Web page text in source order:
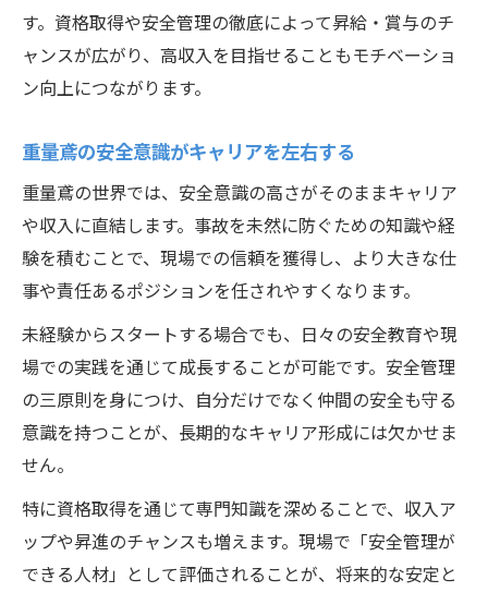
す。資格取得や安全管理の徹底によって昇給・賞与のチ
ャンスが広がり、高収入を目指せることもモチベーショ
ン向上につながります。
重量鳶の安全意識がキャリアを左右する
重量鳶の世界では、安全意識の高さがそのままキャリア
や収入に直結します。事故を未然に防ぐための知識や経
験を積むことで、現場での信頼を獲得し、より大きな仕
事や責任あるポジションを任されやすくなります。
未経験からスタートする場合でも、日々の安全教育や現
場での実践を通じて成長することが可能です。安全管理
の三原則を身につけ、自分だけでなく仲間の安全も守る
意識を持つことが、長期的なキャリア形成には欠かせま
せん。
特に資格取得を通じて専門知識を深めることで、収入ア
ップや昇進のチャンスも増えます。現場で「安全管理が
できる人材」として評価されることが、将来的な安定と